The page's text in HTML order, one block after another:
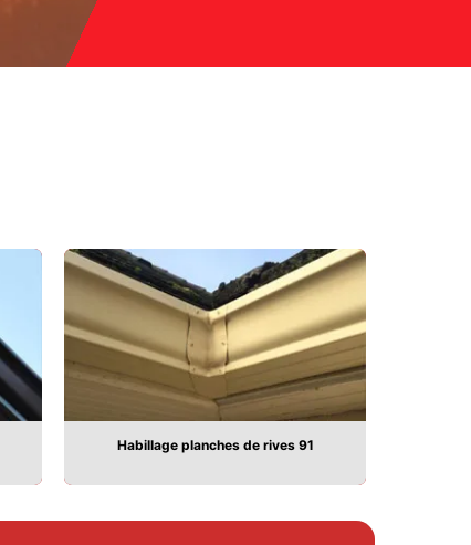
Habillage planches de rives 91